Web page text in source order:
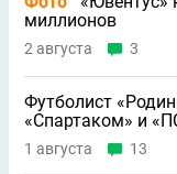
миллионов
2 августа 3
Футболист
«Спартаком» и
1 августа 13